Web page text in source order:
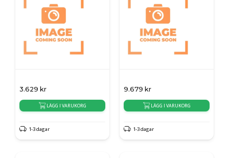
3.629 kr
LÄGG I VARUKORG
1-3 dagar
9.679 kr
LÄGG I VARUKORG
1-3 dagar